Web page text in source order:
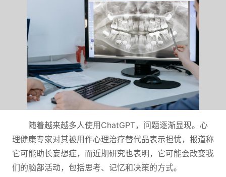
随着越来越多人使用ChatGPT，问题逐渐显现。心
理健康专家对其被用作心理治疗替代品表示担忧，报道称
它可能助长妄想症，而近期研究也表明，它可能会改变我
们的脑部活动，包括思考、记忆和决策的方式。